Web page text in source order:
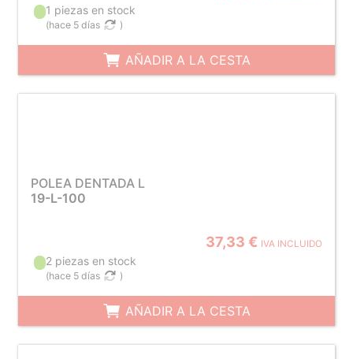
1 piezas en stock
(hace 5 días )
AÑADIR A LA CESTA
POLEA DENTADA L
19-L-100
37,33 € IVA INCLUIDO
2 piezas en stock
(hace 5 días )
AÑADIR A LA CESTA